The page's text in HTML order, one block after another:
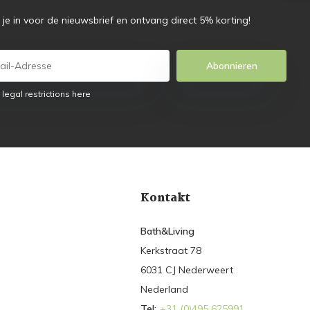
je in voor de nieuwsbrief en ontvang direct 5% korting!
Abonnieren
legal restrictions here
Kontakt
Bath&Living
Kerkstraat 78
6031 CJ Nederweert
Nederland